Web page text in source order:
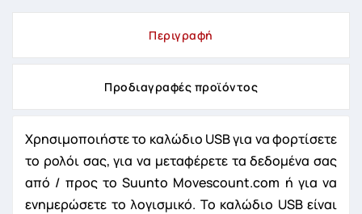
Περιγραφή
Προδιαγραφές προϊόντος
Χρησιμοποιήστε το καλώδιο USB για να φορτίσετε
τo ρολόι σας, για να μεταφέρετε τα δεδομένα σας
από / προς το Suunto Movescount.com ή για να
ενημερώσετε το λογισμικό. Το καλώδιο USB είναι